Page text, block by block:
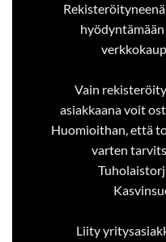
Vain
asiakkaana voit
Huomioithan, että
varten
Liity